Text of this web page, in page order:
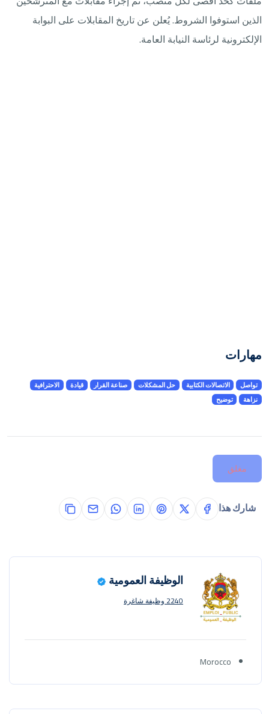
الذين استوفوا الشروط. يُعلن عن تاريخ المقابلات على البوابة
الإلكترونية لرئاسة النيابة العامة.
مهارات
تواصل الاتصالات الكتابية حل المشكلات صناعة القرار قيادة
الاحترافية
نزاهة
توضيح
مغلق
شارك هذا
الوظيفة العمومية
2240 وظيفة شاغرة
Morocco